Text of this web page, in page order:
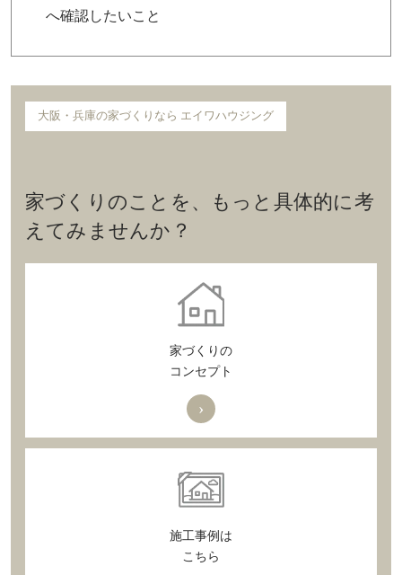
へ確認したいこと
大阪・兵庫の家づくりなら エイワハウジング
家づくりのことを、もっと具体的に考
えてみませんか？
家づくりの
コンセプト
›
施工事例は
こちら